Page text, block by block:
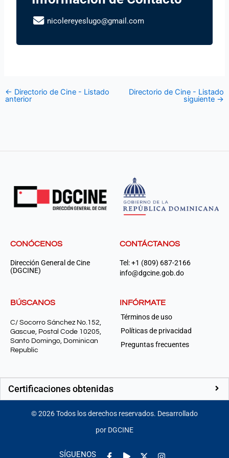
nicolereyeslugo@gmail.com
← Directorio de Cine - Listado
anterior
Directorio de Cine - Listado
siguiente →
CONÓCENOS
Dirección General de Cine
(DGCINE)
CONTÁCTANOS
Tel: +1 (809) 687-2166
info@dgcine.gob.do
BÚSCANOS
C/ Socorro Sánchez No.152,
Gascue, Postal Code 10205,
Santo Domingo, Dominican
Republic
INFÓRMATE
Términos de uso
Políticas de privacidad
Preguntas frecuentes
Certificaciones obtenidas
©2026Todos los derechos reservados. Desarrollado
por DGCINE
SÍGUENOS
Facebook-
Play Instagram